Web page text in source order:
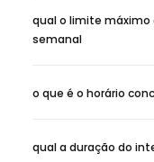
qual o limite máximo
semanal
o que é o horário
qual a duração do